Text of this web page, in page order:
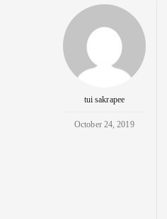
tui sakrapee
October 24, 2019